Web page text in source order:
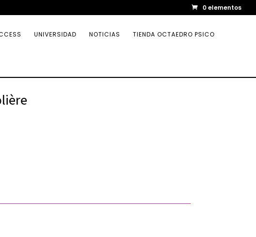
0 elementos
UNIVERSIDAD NOTICIAS TIENDA OCTAEDRO PSICO